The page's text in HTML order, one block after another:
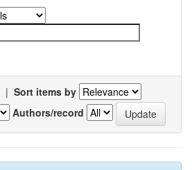
| Sort items by
Authors/record